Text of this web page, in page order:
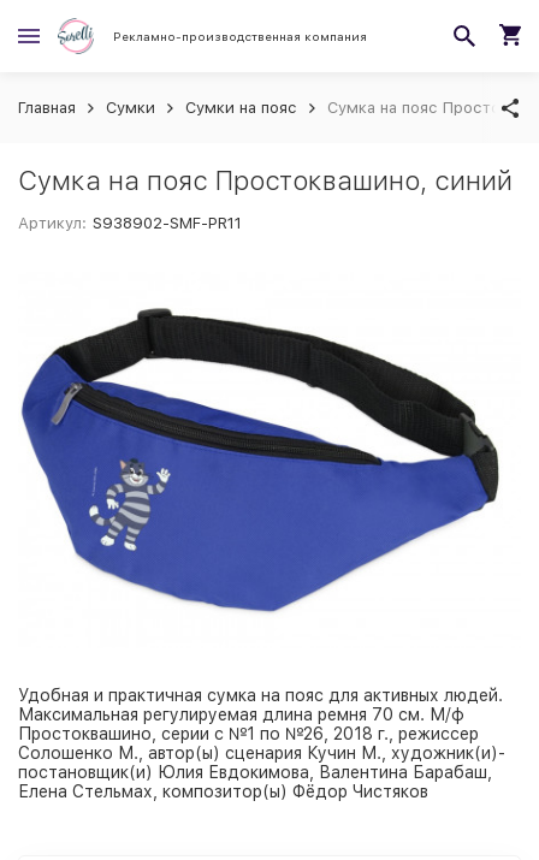
Рекламно-производственная компания
Главная Сумки Сумки на пояс Сумка на пояс
Сумка на пояс Простоквашино, синий
Артикул: S938902-SMF-PR11
Удобная и практичная сумка на пояс для активных людей.
Максимальная регулируемая длина ремня 70 см. М/ф
Простоквашино, серии с №1 по №26, 2018 г., режиссер
Солошенко М., автор(ы) сценария Кучин М., художник(и)-
постановщик(и) Юлия Евдокимова, Валентина Барабаш,
Елена Стельмах, композитор(ы) Фёдор Чистяков